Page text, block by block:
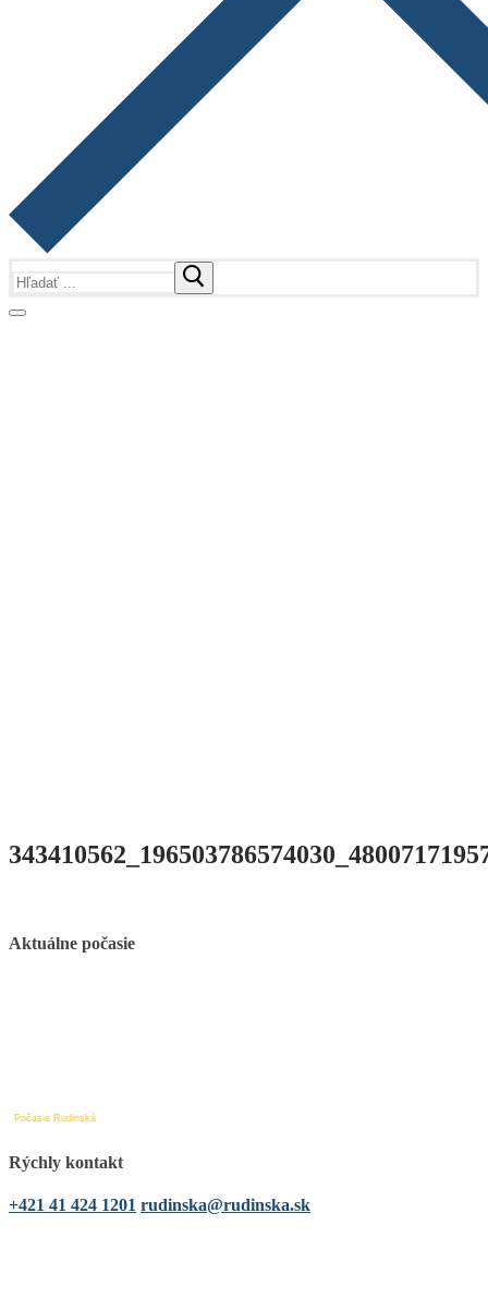
Aktuálne počasie
Počasie Rudinská
Rýchly kontakt
+421 41 424 1201 rudinska@rudinska.sk